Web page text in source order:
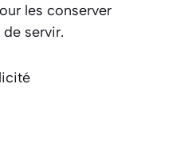
les conserver
servir.